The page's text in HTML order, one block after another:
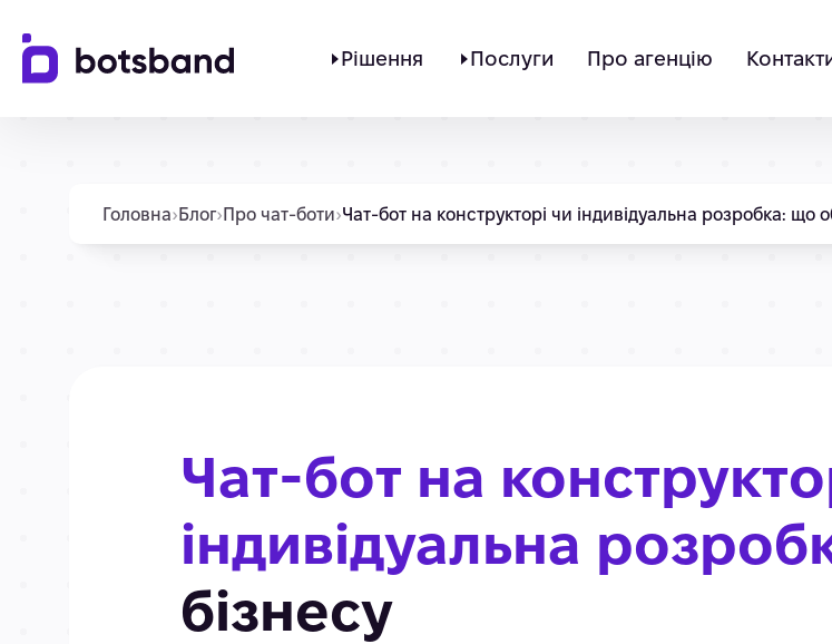
Рішення Послуги Про агенцію
Головна› Блог› Про чат-боти›Чат-бот на конструкторі чи індивідуальна розробка: що
Чат-бот на
індивідуальна
бізнесу